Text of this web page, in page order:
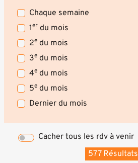
Chaque semaine
1er du mois
2e du mois
3e du mois
4e du mois
5e du mois
Dernier du mois
Cacher tous les rdv à venir
577 Résultats